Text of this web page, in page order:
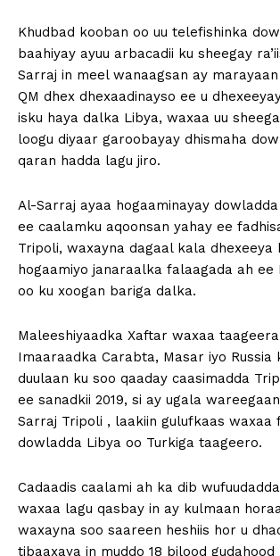
Khudbad kooban oo uu telefishinka
baahiyay ayuu arbacadii ku sheegay
Sarraj in meel wanaagsan ay
QM dhex dhexaadinayso ee u
isku haya dalka Libya, waxaa uu
loogu diyaar garoobayay dhismaha
qaran hadda lagu jiro.
Al-Sarraj ayaa hogaaminayay
ee caalamku aqoonsan yahay ee
Tripoli, waxayna dagaal kala dhexeeya
hogaamiyo janaraalka falaagada ah
oo ku xoogan bariga dalka.
Maleeshiyaadka Xaftar waxaa
Imaaraadka Carabta, Masar iyo Russia
duulaan ku soo qaaday caasimadda
ee sanadkii 2019, si ay ugala
Sarraj Tripoli , laakiin gulufkaas waxaa
dowladda Libya oo Turkiga taageero.
Cadaadis caalami ah ka dib
waxaa lagu qasbay in ay kulmaan
waxayna soo saareen heshiis hor u
tibaaxaya in muddo 18 bilood